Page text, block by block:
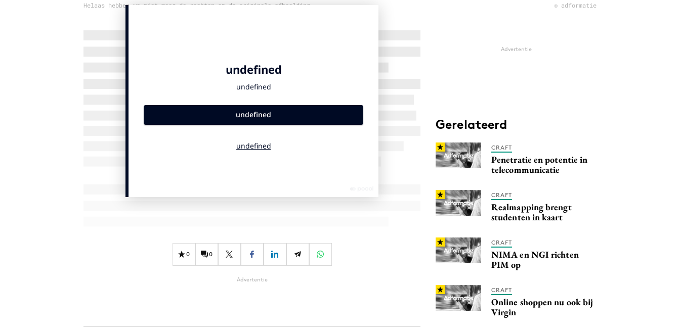
Helaas hebben we niet meer de rechten op de originele afbeelding © adformatie
0 0
Advertentie
Advertentie
Gerelateerd
CRAFT
Penetratie en potentie in
telecommunicatie
CRAFT
Realmapping brengt
studenten in kaart
CRAFT
NIMA en NGI richten
PIM op
CRAFT
Online shoppen nu ook bij
Virgin